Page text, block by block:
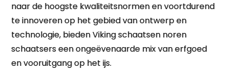
naar de hoogste kwaliteitsnormen en voortdurend
te innoveren op het gebied van ontwerp en
technologie, bieden Viking schaatsen noren
schaatsers een ongeëvenaarde mix van erfgoed
en vooruitgang op het ijs.